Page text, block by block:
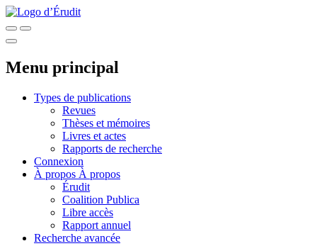
Menu principal
Types de publications
Revues
Thèses et mémoires
Livres et actes
Rapports de recherche
Connexion
À propos À propos
Érudit
Coalition Publica
Libre accès
Rapport annuel
Recherche avancée